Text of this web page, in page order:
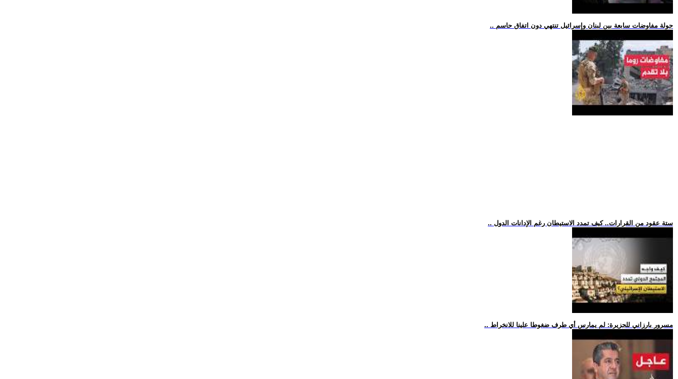
.. جولة مفاوضات سابعة بين لبنان وإسرائيل تنتهي دون اتفاق حاسم
.. ستة عقود من القرارات.. كيف تمدد الاستيطان رغم الإدانات الدول
.. مسرور بارزاني للجزيرة: لم يمارس أي طرف ضغوطا علينا للانخراط